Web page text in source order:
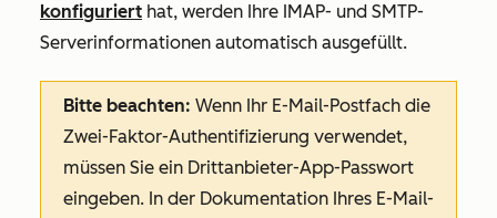
konfiguriert hat, werden Ihre IMAP- und SMTP-
Serverinformationen automatisch ausgefüllt.
Bitte beachten: Wenn Ihr E-Mail-Postfach die
Zwei-Faktor-Authentifizierung verwendet,
müssen Sie ein Drittanbieter-App-Passwort
eingeben. In der Dokumentation Ihres E-Mail-